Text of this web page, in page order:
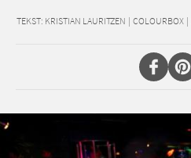
TEKST: KRISTIAN LAURITZEN | COLOURBOX |